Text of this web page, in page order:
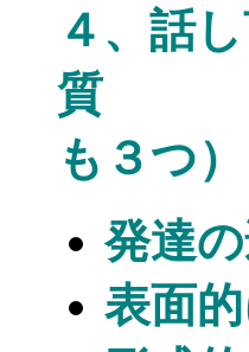
４、話
質
も３つ）
発達
表面